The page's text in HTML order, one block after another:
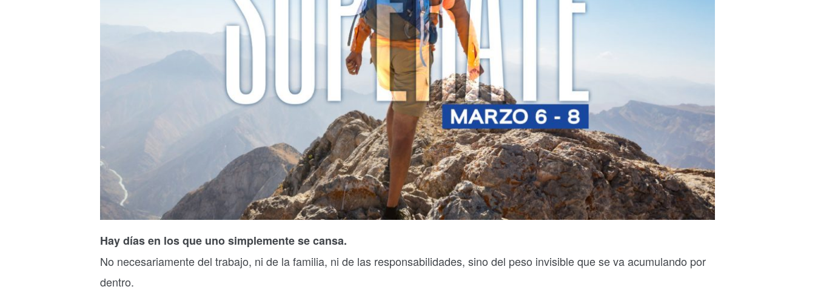
Hay días en los que uno simplemente se cansa.
No necesariamente del trabajo, ni de la familia, ni de las responsabilidades, sino del peso invisible que se va acumulando por
dentro.